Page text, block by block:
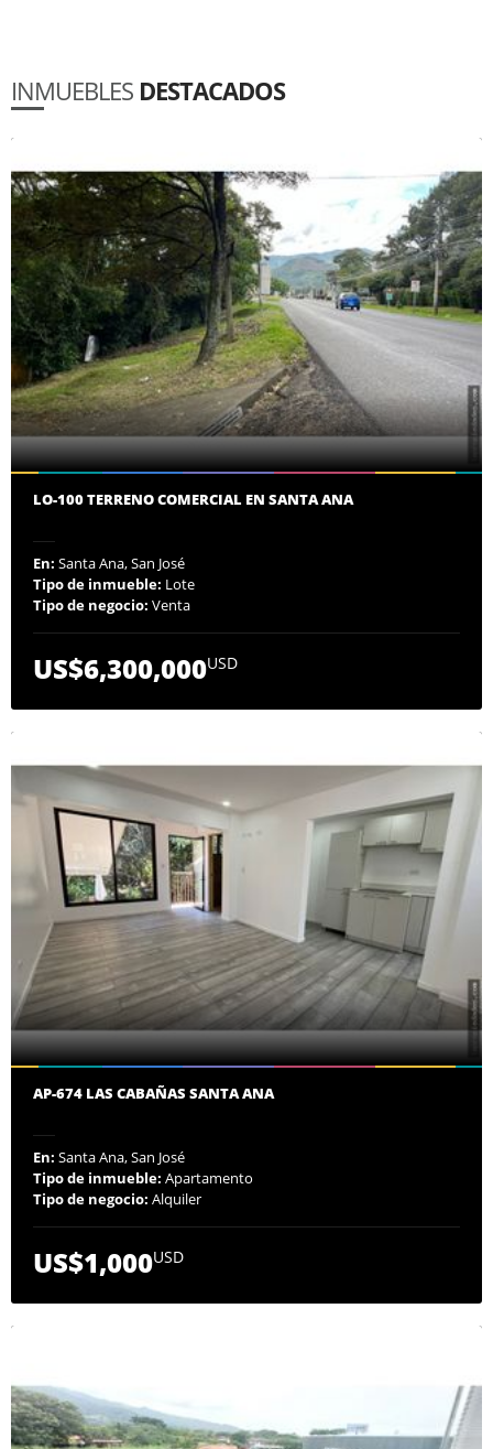
INMUEBLES DESTACADOS
LO-100 TERRENO COMERCIAL EN SANTA ANA
En: Santa Ana, San José
Tipo de inmueble: Lote
Tipo de negocio: Venta
US$6,300,000USD
AP-674 LAS CABAÑAS SANTA ANA
En: Santa Ana, San José
Tipo de inmueble: Apartamento
Tipo de negocio: Alquiler
US$1,000USD